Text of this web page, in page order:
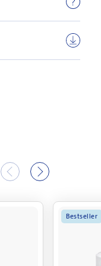
Bestseller